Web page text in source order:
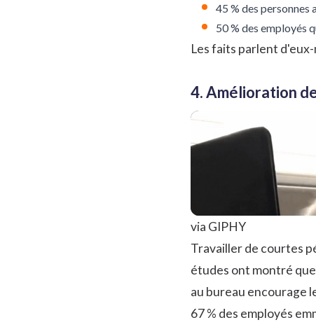
45 % des personnes
50 % des employés
Les faits parlent d'eux-
4. Amélioration
via GIPHY
Travailler de courtes
études ont montré
au bureau encourage
67 % des employés